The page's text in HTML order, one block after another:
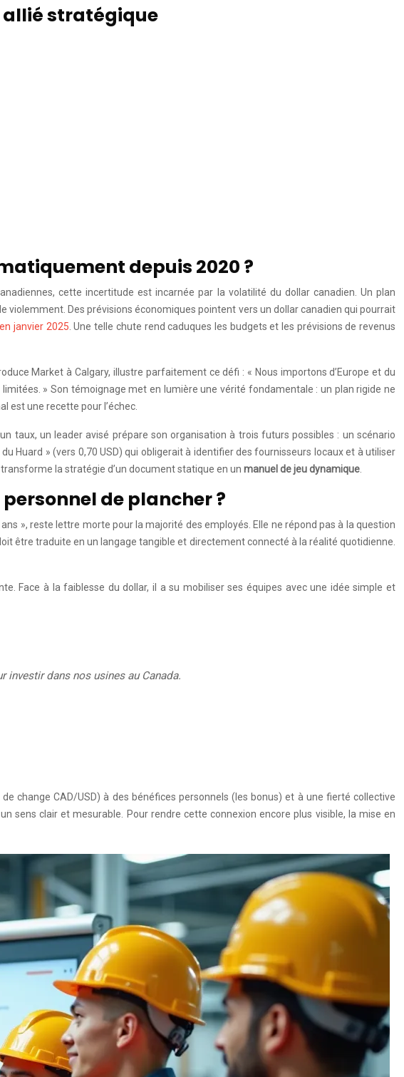
allié stratégique
depuis 2020 ?
cette incertitude est incarnée par la volatilité du dollar canadien. Un plan
violemment. Des prévisions économiques pointent vers un dollar canadien qui pourrait
janvier 2025 . Une telle chute rend caduques les budgets et les prévisions de revenus
Market à Calgary, illustre parfaitement ce défi : « Nous importons d’Europe et du
» Son témoignage met en lumière une vérité fondamentale : un plan rigide ne
est une recette pour l’échec.
taux, un leader avisé prépare son organisation à trois futurs possibles : un scénario
Huard » (vers 0,70 USD) qui obligerait à identifier des fournisseurs locaux et à utiliser
la stratégie d’un document statique en un manuel de jeu dynamique
de plancher ?
», reste lettre morte pour la majorité des employés. Elle ne répond pas à la question
être traduite en un langage tangible et directement connecté à la réalité quotidienne.
Face à la faiblesse du dollar, il a su mobiliser ses équipes avec une idée simple et
investir dans nos usines au Canada.
change CAD/USD) à des bénéfices personnels (les bonus) et à une fierté collective
sens clair et mesurable. Pour rendre cette connexion encore plus visible, la mise en